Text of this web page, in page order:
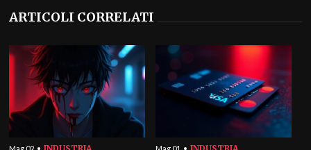
ARTICOLI CORRELATI